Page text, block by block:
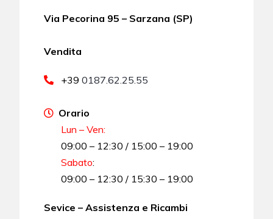
Via Pecorina 95 – Sarzana (SP)
Vendita
+390187.62.25.55
Orario
Lun – Ven:
09:00 – 12:30 / 15:00 – 19:00
Sabato:
09:00 – 12:30 / 15:30 – 19:00
Sevice – Assistenza e Ricambi